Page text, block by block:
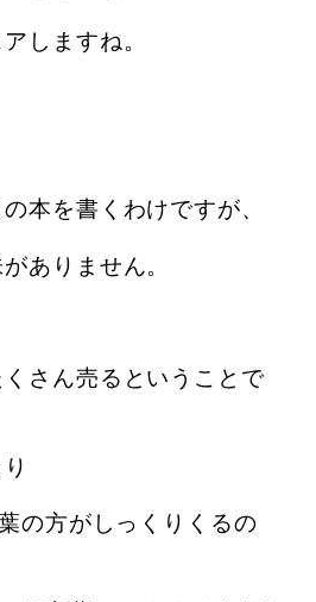
しますね。
本を書くわけですが、
ありません。
さん売るということで
の方がしっくりくるの